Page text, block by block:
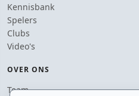
Kennisbank
Spelers
Clubs
Video's
OVER ONS
Team